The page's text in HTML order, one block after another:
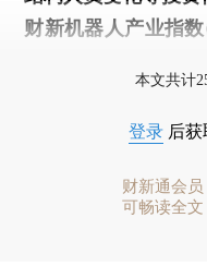
财新机器人产业指数
本文共计
登录 后
财新通会员
可畅读全文